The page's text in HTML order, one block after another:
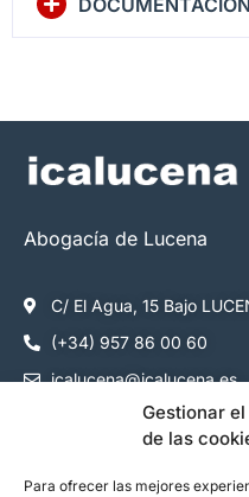
Gestionar
de las
Para ofrecer las mejores
Abogacía de Lucena
C/ El Agua, 15 Bajo
(+34) 957 86 00 60
icalucena@icalucena.es
Cómo colegiarse